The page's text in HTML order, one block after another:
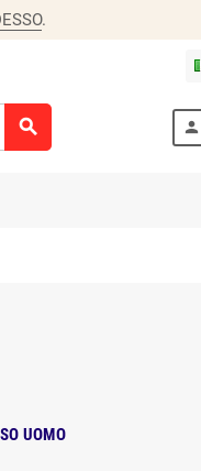
.
search person
UOMO